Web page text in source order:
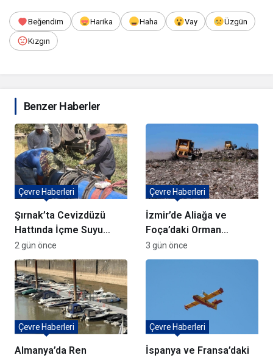
Beğendim Harika Haha Vay Üzgün
Kızgın
Benzer Haberler
Şırnak’ta Cevizdüzü
Hattında İçme Suyu
Çalışmaları Devam
Ediyor
Çevre Haberleri
2 gün önce
İzmir’de Aliağa ve
Foça’daki Orman
Yangınlarında
Ağaçlandırma Devam
Çevre Haberleri
3 gün önce
Almanya’da Ren
Çevre Haberleri
İspanya ve Fransa’daki
Çevre Haberleri